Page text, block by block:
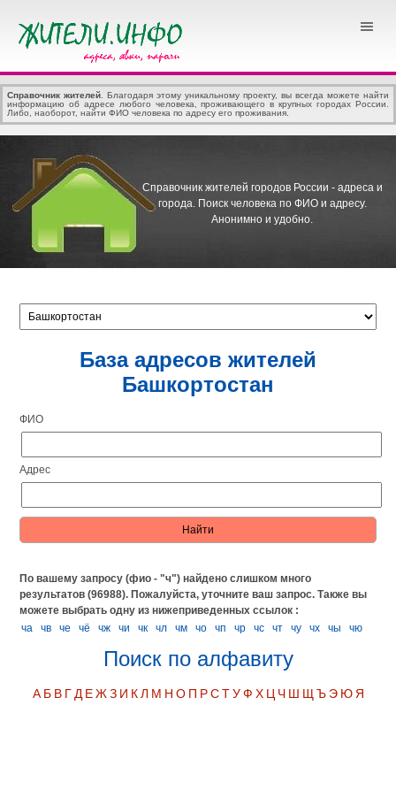
Справочник жителей . Благодаря этому уникальному проекту, вы всегда можете найти
информацию об адресе любого человека, проживающего в крупных городах России.
Либо, наоборот, найти ФИО человека по адресу его проживания.
Справочник жителей городов России - адреса и
города. Поиск человека по ФИО и адресу.
Анонимно и удобно.
База адресов жителей
Башкортостан
ФИО
Адрес
По вашему запросу (фио - "ч") найдено слишком много
результатов (96988). Пожалуйста, уточните ваш запрос.Также вы
можете выбрать одну из нижеприведенных ссылок :
ча
чв че чё чж чи чк чл чм чо чп чр чс чт чу чх чы чю
Поиск по алфавиту
А Б В Г Д Е Ж З И К Л М Н О П Р С Т У Ф Х Ц Ч Ш Щ Ъ Э Ю Я